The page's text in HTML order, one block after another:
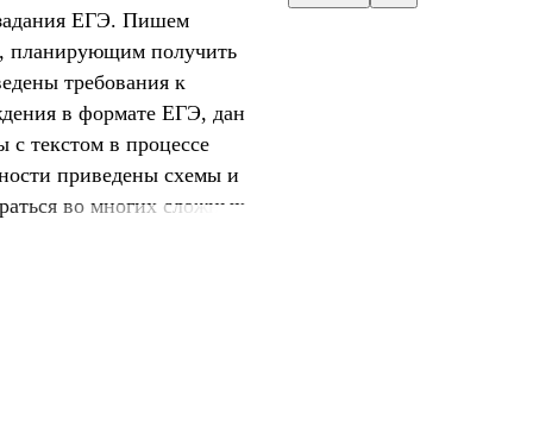
ЕГЭ. Пишем
планирующим получить
требования к
в формате ЕГЭ, дан
текстом в процессе
приведены схемы и
во многих сложных
ресными текстами,
"Готовые